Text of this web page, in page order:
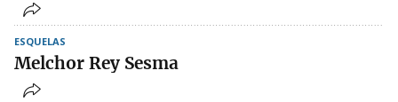
ESQUELAS
Melchor Rey Sesma